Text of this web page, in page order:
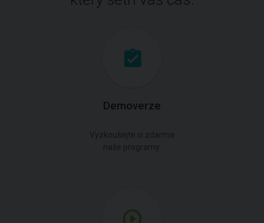
Demoverze